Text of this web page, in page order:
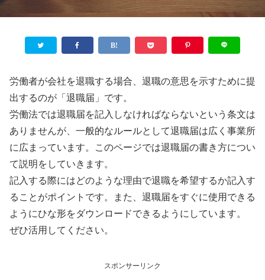
労働者が会社を退職する場合、退職の意思を示すために提
出するのが「退職届」です。
労働法では退職届を記入しなければならないという条文は
ありませんが、一般的なルールとして退職届は広く事業所
に広まっています。このページでは退職届の書き方につい
て説明をしていきます。
記入する際にはどのような理由で退職を希望するか記入す
ることがポイントです。また、退職届をすぐに使用できる
ようにひな形をダウンロードできるようにしています。
ぜひ活用してください。
スポンサーリンク